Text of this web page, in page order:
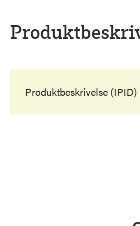
Produktbeskrivelse (IPID)